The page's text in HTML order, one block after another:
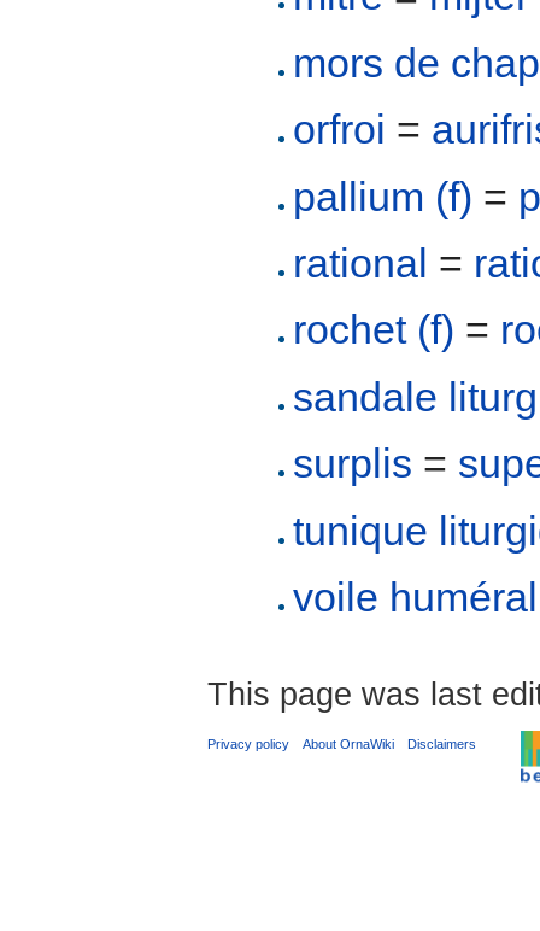
mors de
orfroi =
pallium (f) =
rational =
rochet (f) =
sandale
surplis =
tunique
voile huméral
This page was last
Privacy policy About OrnaWiki Disclaimers